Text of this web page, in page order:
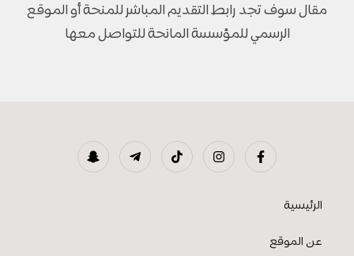
مقال سوف تجد رابط التقديم المباشر للمنحة أو الموقع
الرسمي للمؤسسة المانحة للتواصل معها
الرئيسية
عن الموقع